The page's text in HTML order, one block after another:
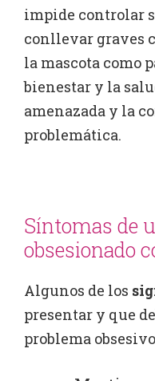
impide controlar
conllevar graves
la mascota como
bienestar y la
amenazada y la
problemática.
Síntomas de
obsesionado
Algunos de los
presentar y que
problema